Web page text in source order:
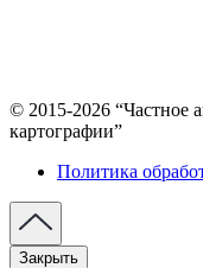
© 2015-2026 “Частное
картографии”
Политика
Закрыть